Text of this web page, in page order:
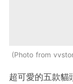
Photo from
超可愛的五款貓